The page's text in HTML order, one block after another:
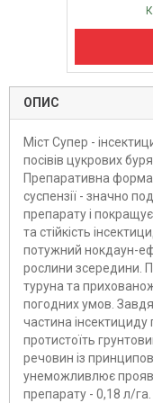
ОПИС
Міст Супер -
посівів цукрових
Препаративна форма
суспензії - значно
препарату і
та стійкість
потужний нокдаун-
рослини зсередини.
туруна та
погодних умов.
частина
протистоїть
речовин із
унеможливлює
препарату - 0,18 л/га.